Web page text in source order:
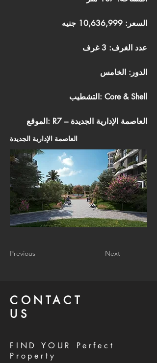
السعر: 10,636,999 جنيه
عدد الغرف: 3 غرف
الدور: الخامس
التشطيب: Core & Shell
الموقع: R7 – العاصمة الإدارية الجديدة
العاصمة الإدارية الجديدة
Previous Next
CONTACT
US
FIND YOUR Perfect
Property